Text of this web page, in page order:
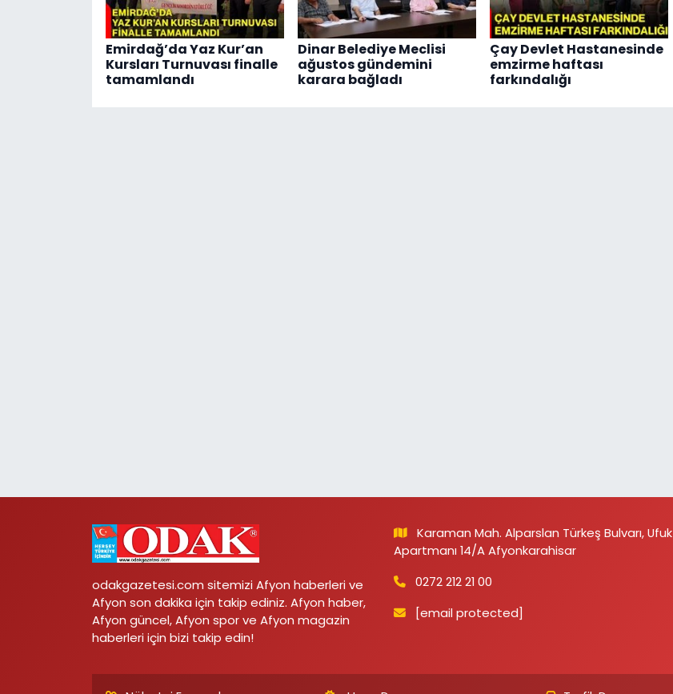
Emirdağ’da Yaz Kur’an
Kursları Turnuvası finalle
tamamlandı
Dinar Belediye Meclisi
ağustos gündemini
karara bağladı
Çay Devlet Hastanesinde
emzirme haftası
farkındalığı
odakgazetesi.com sitemizi Afyon haberleri ve
Afyon son dakika için takip ediniz. Afyon haber,
Afyon güncel, Afyon spor ve Afyon magazin
haberleri için bizi takip edin!
Karaman Mah. Alparslan Türkeş Bulvarı, Ufuk
Apartmanı 14/A Afyonkarahisar
0272 212 21 00
[email protected]